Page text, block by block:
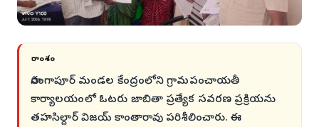
సారాంశం
సారంగాపూర్ మండల కేంద్రంలోని గ్రామపంచాయతీ
కార్యాలయంలో ఓటరు జాబితా ప్రత్యేక సవరణ ప్రక్రియను
తహసిల్దార్ విజయ్ కాంతారావు పరిశీలించారు. ఈ